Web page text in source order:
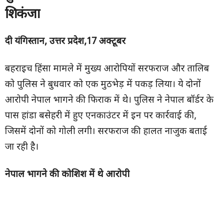
शिकंजा
दी यंगिस्तान, उत्तर प्रदेश,17 अक्टूबर
बहराइच हिंसा मामले में मुख्य आरोपियों सरफराज और तालिब
को पुलिस ने बुधवार को एक मुठभेड़ में पकड़ लिया। ये दोनों
आरोपी नेपाल भागने की फिराक में थे। पुलिस ने नेपाल बॉर्डर के
पास हांडा बसेहरी में हुए एनकाउंटर में इन पर कार्रवाई की,
जिसमें दोनों को गोली लगी। सरफराज की हालत नाजुक बताई
जा रही है।
नेपाल भागने की कोशिश में थे आरोपी